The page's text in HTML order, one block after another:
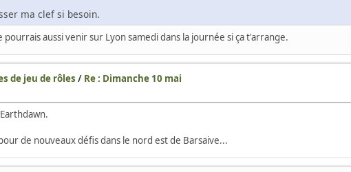
ma clef si besoin.
pourrais aussi venir sur Lyon samedi dans la journée si ça t'arrange.
de jeu de rôles / Re : Dimanche 10 mai
de nouveaux défis dans le nord est de Barsaive...